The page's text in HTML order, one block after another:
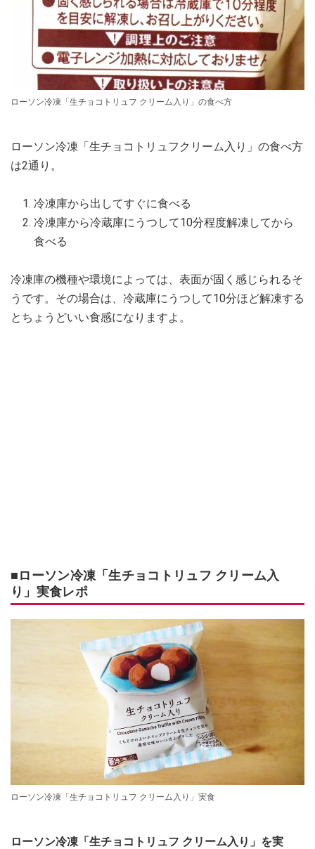
ローソン冷凍「生チョコトリュフ クリーム入り」の食べ方
ローソン冷凍「生チョコトリュフクリーム入り」の食べ方
は2通り。
冷凍庫から出してすぐに食べる
冷凍庫から冷蔵庫にうつして10分程度解凍してから
食べる
冷凍庫の機種や環境によっては、表面が固く感じられるそ
うです。その場合は、冷蔵庫にうつして10分ほど解凍する
とちょうどいい食感になりますよ。
■ローソン冷凍「生チョコトリュフ クリーム入
り」実食レポ
ローソン冷凍「生チョコトリュフ クリーム入り」実食
ローソン冷凍「生チョコトリュフ クリーム入り」を実